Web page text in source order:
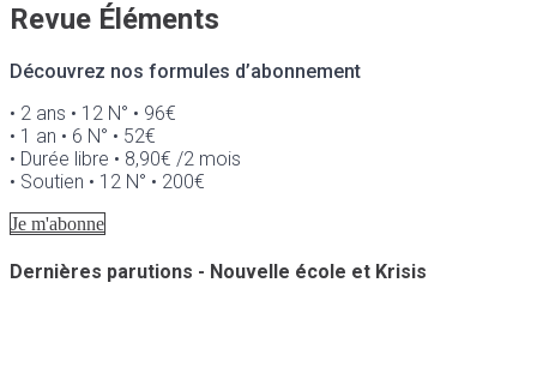
Revue Éléments
Découvrez nos formules d’abonnement
• 2 ans • 12 N° • 96€
• 1 an • 6 N° • 52€
• Durée libre • 8,90€ /2 mois
• Soutien • 12 N° • 200€
Je m'abonne
Dernières parutions - Nouvelle école et Krisis